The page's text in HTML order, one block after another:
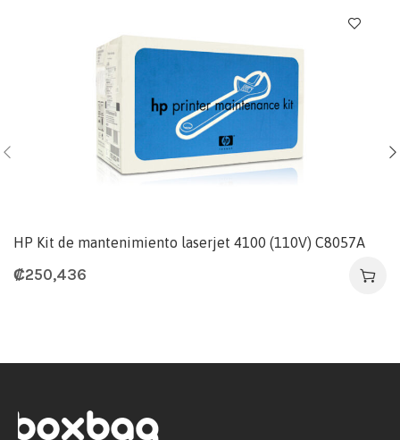
HP Kit de mantenimiento laserjet 4100 (110V) C8057A
₡250,436